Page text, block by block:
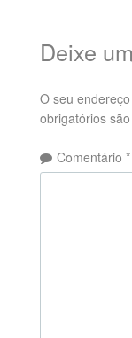
Deixe
O seu
obrigatórios
Comentário *